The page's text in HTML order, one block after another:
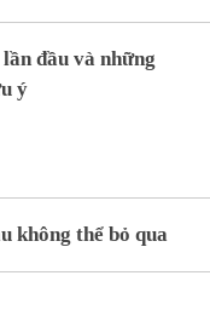
đầu và những
ý
không thể bỏ qua